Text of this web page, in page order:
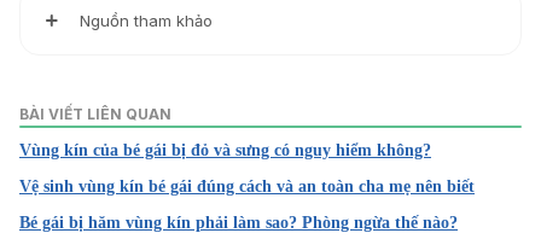
Nguồn tham khảo
https://raisingchildren.net.au/newborns/health-daily-
care/hygiene-keeping-clean/genitals-care-cleaning
Ngày truy cập: 12/12/2022
2. Newborn Appearance Questions
BÀI VIẾT LIÊN QUAN
Vùng kín của bé gái bị đỏ và sưng có nguy hiểm không?
Vệ sinh vùng kín bé gái đúng cách và an toàn cha mẹ nên biết
Bé gái bị hăm vùng kín phải làm sao? Phòng ngừa thế nào?